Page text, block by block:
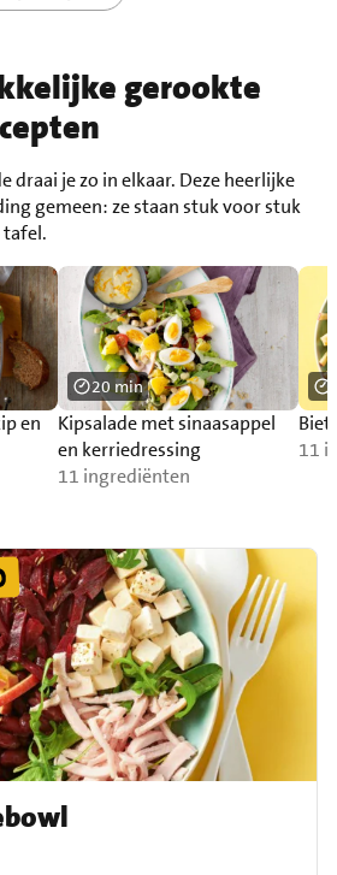
gerookte
draai je zo in elkaar. Deze heerlijke
gemeen: ze staan stuk voor stuk
en
Kipsalade met sinaasappel
en kerriedressing
11 ingrediënten
20 min
11